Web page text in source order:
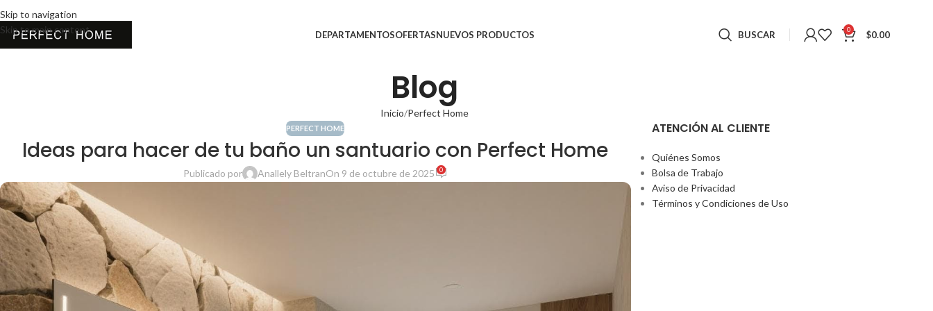
Skip to navigation
Skip to main content
DEPARTAMENTOSOFERTASNUEVOS PRODUCTOS BUSCAR 0 $0.00
Blog
Inicio Perfect Home
PERFECT HOME
Ideas para hacer de tu baño un santuario con Perfect Home
Publicado por Anallely BeltranOn 9 de octubre de 2025 0
ATENCIÓN AL CLIENTE
Quiénes Somos
Bolsa de Trabajo
Aviso de Privacidad
Términos y Condiciones de Uso